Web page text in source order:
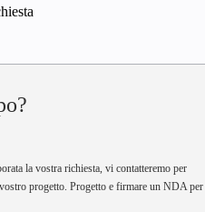
la vostra richiesta, vi contatteremo per
progetto. Progetto e firmare un NDA per